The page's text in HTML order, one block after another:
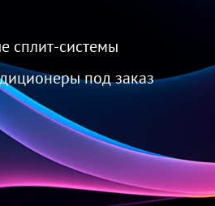
сплит-системы
под заказ